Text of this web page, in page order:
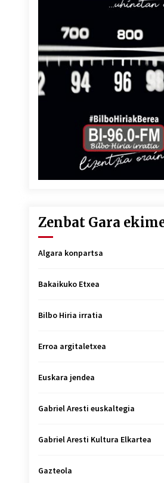
Zenbat Gara
Algara konpartsa
Bakaikuko Etxea
Bilbo Hiria irratia
Erroa argitaletxea
Euskara jendea
Gabriel Aresti euskaltegia
Gabriel Aresti Kultura Elkartea
Gazteola